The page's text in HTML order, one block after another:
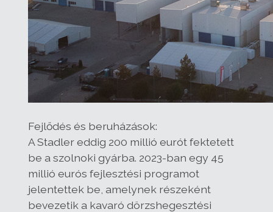
Fejlődés és beruházások:
A Stadler eddig 200 millió eurót fektetett
be a szolnoki gyárba. 2023-ban egy 45
millió eurós fejlesztési programot
jelentettek be, amelynek részeként
bevezetik a kavaró dörzshegesztési